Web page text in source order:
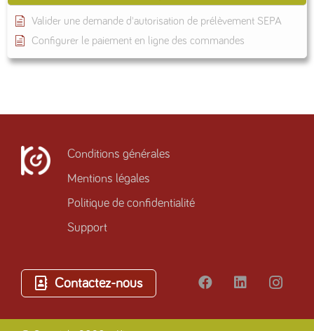
Valider une demande d'autorisation de prélèvement SEPA
Configurer le paiement en ligne des commandes
Conditions générales
Mentions légales
Politique de confidentialité
Support
Contactez-nous